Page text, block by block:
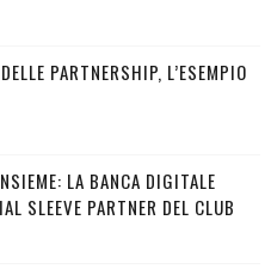
PARTNERSHIP, L’ESEMPIO
LA BANCA DIGITALE
SLEEVE PARTNER DEL CLUB